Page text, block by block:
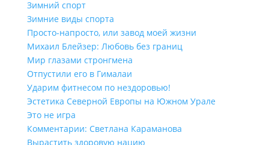
Зимний спорт
Зимние виды спорта
Просто-напросто, или завод моей жизни
Михаил Блейзер: Любовь без границ
Мир глазами стронгмена
Отпустили его в Гималаи
Ударим фитнесом по нездоровью!
Эстетика Северной Европы на Южном Урале
Это не игра
Комментарии: Светлана Караманова
Вырастить здоровую нацию